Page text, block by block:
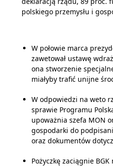
polskiego przemysłu i
W połowie marca
zawetował ustawę
ona stworzenie
miałyby trafić unijne
W odpowiedzi na weto
sprawie Programu
upoważnia szefa MON
gospodarki do
oraz dokumentów
Pożyczkę zaciągnie